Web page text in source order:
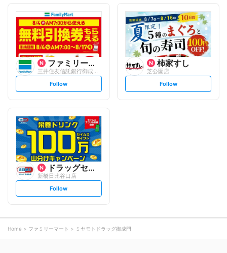
ファミリーマート
三井住友信託銀行御成門/S
s
l
o
w
Follow
柿家すし
芝公園店
s
Follow
ドラッグセイムス
新橋日比谷口店
s
l
o
Follow
Home ファミリーマート ミヤモトドラッグ御成門